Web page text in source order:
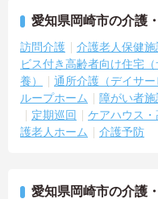
愛知県岡崎市の介護
訪問介護 介護老人保健施
ビス付き高齢者向け住宅（
養）
通所介護（デイサー
ループホーム
障がい者施
定期巡回
ケアハウス
護老人ホーム
介護予防
愛知県岡崎市の介護